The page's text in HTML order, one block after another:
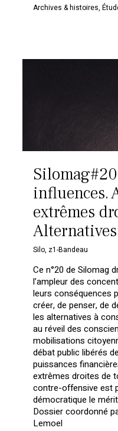
Archives & histoires,
influences.
extrêmes
Alternatives
Silo, z1-Bandeau
Ce n°20 de Silomag
l’ampleur des
leurs conséquences
créer, de penser, de
les alternatives à
au réveil des
mobilisations
débat public libérés
puissances
extrêmes droites de
contre-offensive est
démocratique le
Dossier coordonné
Lemoel